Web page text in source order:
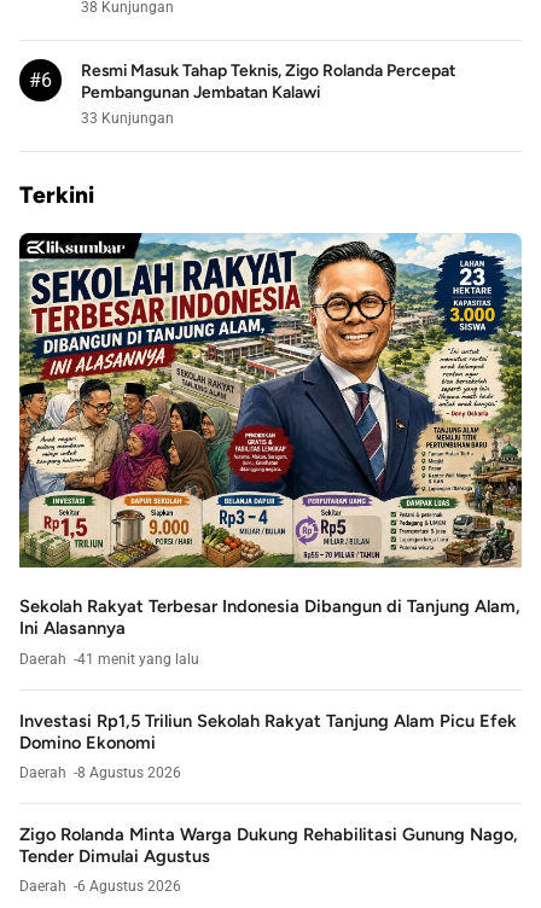
38 Kunjungan
#6
Resmi Masuk Tahap Teknis, Zigo Rolanda Percepat
Pembangunan Jembatan Kalawi
33 Kunjungan
Terkini
Sekolah Rakyat Terbesar Indonesia Dibangun di Tanjung Alam,
Ini Alasannya
Daerah 41 menit yang lalu
Investasi Rp1,5 Triliun Sekolah Rakyat Tanjung Alam Picu Efek
Domino Ekonomi
Daerah 8 Agustus 2026
Zigo Rolanda Minta Warga Dukung Rehabilitasi Gunung Nago,
Tender Dimulai Agustus
Daerah 6 Agustus 2026